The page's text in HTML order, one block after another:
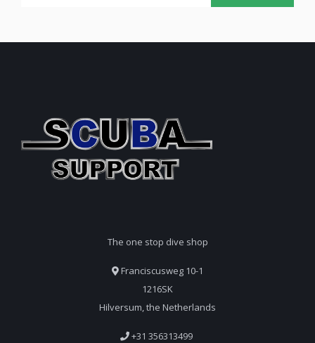
The one stop dive shop
Franciscusweg 10-1
1216SK
Hilversum, the Netherlands
+31 356313499